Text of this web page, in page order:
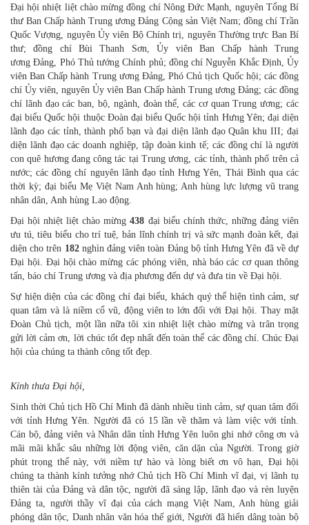
Đại hội nhiệt liệt chào mừng đồng chí Nông Đức Mạnh, nguyên Tổng Bí
thư Ban Chấp hành Trung ương Đảng Cộng sản Việt Nam; đồng chí Trần
Quốc Vượng, nguyên Ủy viên Bộ Chính trị, nguyên Thường trực Ban Bí
thư; đồng chí Bùi Thanh Sơn, Ủy viên Ban Chấp hành Trung
ương Đảng, Phó Thủ tướng Chính phủ; đồng chí Nguyễn Khắc Định, Ủy
viên Ban Chấp hành Trung ương Đảng, Phó Chủ tịch Quốc hội; các đồng
chí Ủy viên, nguyên Ủy viên Ban Chấp hành Trung ương Đảng; các đồng
chí lãnh đạo các ban, bộ, ngành, đoàn thể, các cơ quan Trung ương; các
đại biểu Quốc hội thuộc Đoàn đại biểu Quốc hội tỉnh Hưng Yên; đại diện
lãnh đạo các tỉnh, thành phố bạn và đại diện lãnh đạo Quân khu III; đại
diện lãnh đạo các doanh nghiệp, tập đoàn kinh tế; các đồng chí là người
con quê hương đang công tác tại Trung ương, các tỉnh, thành phố trên cả
nước; các đồng chí nguyên lãnh đạo tỉnh Hưng Yên, Thái Bình qua các
thời kỳ; đại biểu Mẹ Việt Nam Anh hùng; Anh hùng lực lượng vũ trang
nhân dân, Anh hùng Lao động.
Đại hội nhiệt liệt chào mừng438 đại biểu chính thức, những đảng viên
ưu tú, tiêu biểu cho trí tuệ, bản lĩnh chính trị và sức mạnh đoàn kết, đại
diện cho trên 182nghìn đảng viên toàn Đảng bộ tỉnh Hưng Yên đã về dự
Đại hội. Đại hội chào mừng các phóng viên, nhà báo các cơ quan thông
tấn, báo chí Trung ương và địa phương đến dự và đưa tin về Đại hội.
Sự hiện diện của các đồng chí đại biểu, khách quý thể hiện tình cảm, sự
quan tâm và là niềm cổ vũ, động viên to lớn đối với Đại hội. Thay mặt
Đoàn Chủ tịch, một lần nữa tôi xin nhiệt liệt chào mừng và trân trọng
gửi lời cảm ơn, lời chúc tốt đẹp nhất đến toàn thể các đồng chí. Chúc Đại
hội của chúng ta thành công tốt đẹp.
Kính thưa Đại hội,
Sinh thời Chủ tịch Hồ Chí Minh đã dành nhiều tình cảm, sự quan tâm đối
với tỉnh Hưng Yên. Người đã có 15 lần về thăm và làm việc với tỉnh.
Cán bộ, đảng viên và Nhân dân tỉnh Hưng Yên luôn ghi nhớ công ơn và
mãi mãi khắc sâu những lời động viên, căn dặn của Người. Trong giờ
phút trọng thể này, với niềm tự hào và lòng biết ơn vô hạn, Đại hội
chúng ta thành kính tưởng nhớ Chủ tịch Hồ Chí Minh vĩ đại, vị lãnh tụ
thiên tài của Đảng và dân tộc, người đã sáng lập, lãnh đạo và rèn luyện
Đảng ta, người thầy vĩ đại của cách mạng Việt Nam, Anh hùng giải
phóng dân tộc, Danh nhân văn hóa thế giới, Người đã hiến dâng toàn bộ